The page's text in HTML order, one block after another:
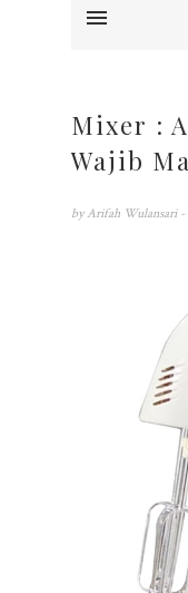
Mixer :
Wajib
by Arifah Wulansari -